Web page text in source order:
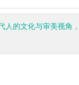
人的文化与审美视角